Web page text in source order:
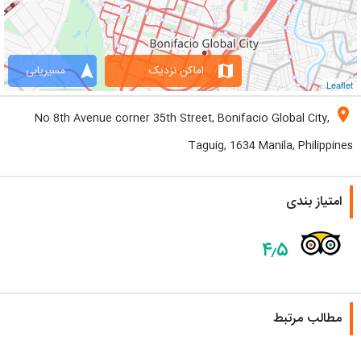
Leaflet
navigation مسیریابی map اماکن نزدیک
location_on
No 8th Avenue corner 35th Street, Bonifacio Global City,
Taguig, 1634 Manila, Philippines
امتیاز بندی
۴٫۵
مطالب مرتبط